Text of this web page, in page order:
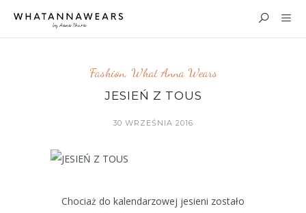
Fashion, What Anna Wears
JESIEŃ Z TOUS
30 WRZEŚNIA 2016
Chociaż do kalendarzowej jesieni zostało